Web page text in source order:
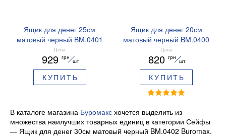
Ящик для денег 25см
матовый черный BM.0401
Buromax
Цена
929 грн
шт
КУПИТЬ
Ящик для денег 20см
матовый черный BM.0400
Buromax
Цена
820 грн
шт
КУПИТЬ
В каталоге магазина Буромакс хочется выделить из
множества наилучших товарных единиц в категории Сейфы
— Ящик для денег 30см матовый черный BM.0402 Buromax.